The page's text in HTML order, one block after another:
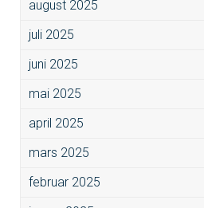
august 2025
juli 2025
juni 2025
mai 2025
april 2025
mars 2025
februar 2025